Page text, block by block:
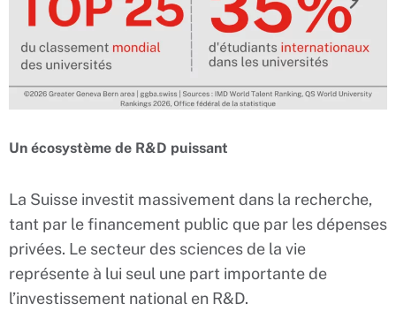
Un écosystème de R&D puissant
La Suisse investit massivement dans la recherche,
tant par le financement public que par les dépenses
privées. Le secteur des sciences de la vie
représente à lui seul une part importante de
l’investissement national en R&D.